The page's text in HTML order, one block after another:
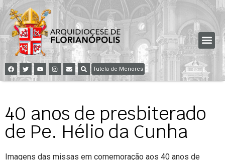
Tutela de Menores
40 anos de presbiterado
de Pe. Hélio da Cunha
Imagens das missas em comemoração aos 40 anos de